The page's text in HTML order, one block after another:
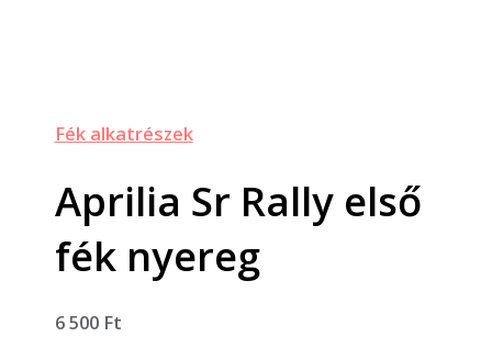
Fék alkatrészek
Aprilia Sr Rally első
fék nyereg
6 500 Ft